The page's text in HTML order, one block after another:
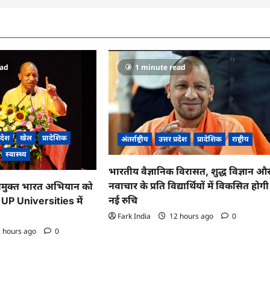
खेल
प्रादेशिक
स्वास्थ्य
भारत अभियान को
UP Universities में
ago 0
1 minute read
अंतर्राष्ट्रीय उत्तर प्रदेश प्रादेशिक राष्ट्रीय
भारतीय वैज्ञानिक विरासत, शुद्ध विज्ञान
नवाचार के प्रति विद्यार्थियों में विकसित होगी
नई रुचि
Fark India 12 hours ago 0